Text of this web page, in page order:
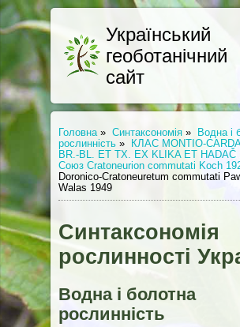
Український
геоботанічний
сайт
Головна » Синтаксономія »
Водна і
рослинність »
КЛАС MONTIO-
BR.-BL. ET TX. EX KLIKA ET HADAČ
Союз Сratoneurion commutati Koch
Doronico-Cratoneuretum commutati
Walas 1949
Синтаксономія
рослинності
Водна і болотна
рослинність